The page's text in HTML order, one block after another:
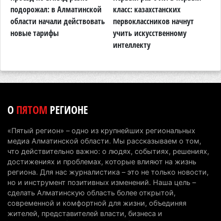
Туриста с тяжелыми травмами эвакуировали в
горах Алматинской области после камнепада
5 августа 2026 г. 11:23
трагедии
В Алматинской области запустят производство
пилотов
5 августа 2026 г. 08:29 174
В Alatau City Authority назначили нового
директора по коммуникациям
4 августа 2026 г. 20:22
Партия «Әділет» предложила превратить
подорожал: в Алматинской
области начали действовать
новые тарифы
класс: казахстанских
первоклассников начнут
учить искусственному
интеллекту
ОПЯТОМ РЕГИОНЕ
«Пятый регион» – одно из крупнейших региональных
медиа Алматинской области. Мы рассказываем о том,
что действительно важно: о людях, событиях, решениях,
достижениях и проблемах, которые влияют на жизнь
региона. Для нас журналистика – это не только новости,
но и инструмент позитивных изменений. Наша цель –
сделать Алматинскую область более открытой,
современной и комфортной для жизни, объединяя
жителей, представителей власти, бизнеса и